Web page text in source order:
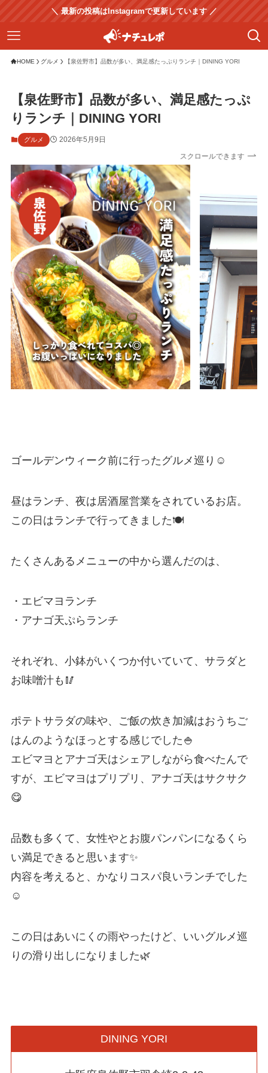
＼ 最新の投稿はInstagramで更新しています ／
HOME グルメ 【泉佐野市】品数が多い、満足感たっぷりランチ｜DINING YORI
【泉佐野市】品数が多い、満足感たっぷ
りランチ｜DINING YORI
グルメ
2026年5月9日
スクロールできます
ゴールデンウィーク前に行ったグルメ巡り☺️
昼はランチ、夜は居酒屋営業をされているお店。
この日はランチで行ってきました🍽️
たくさんあるメニューの中から選んだのは、
・エビマヨランチ
・アナゴ天ぷらランチ
それぞれ、小鉢がいくつか付いていて、サラダと
お味噌汁も🥢
ポテトサラダの味や、ご飯の炊き加減はおうちご
はんのようなほっとする感じでした🍚
エビマヨとアナゴ天はシェアしながら食べたんで
すが、エビマヨはプリプリ、アナゴ天はサクサク
😋
品数も多くて、女性やとお腹パンパンになるくら
い満足できると思います✨
内容を考えると、かなりコスパ良いランチでした
☺️
この日はあいにくの雨やったけど、いいグルメ巡
りの滑り出しになりました🌿
DINING YORI